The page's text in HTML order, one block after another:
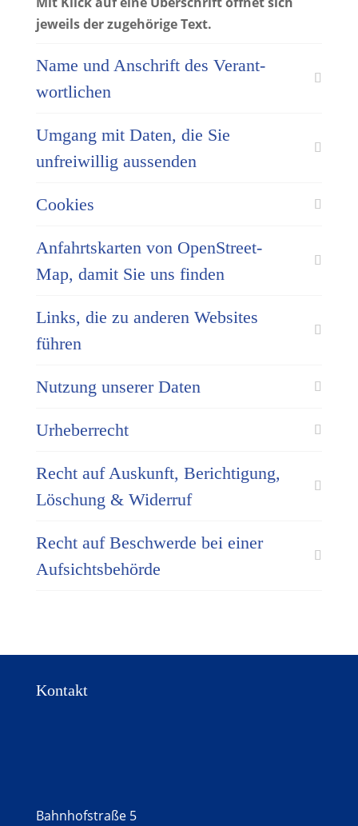
jeweils der zugehörige Text.
Name und Anschrift des Ver­ant­
wort­­lichen
Umgang mit Daten, die Sie
unfreiwillig aussenden
Cookies
Anfahrtskarten von Open­Street­
Map, damit Sie uns finden
Links, die zu anderen Websites
führen
Nutzung unserer Daten
Urheberrecht
Recht auf Auskunft, Berichtigung,
Löschung & Widerruf
Recht auf Beschwerde bei einer
Auf­sichts­be­hör­de
Kontakt
Bahnhofstraße 5